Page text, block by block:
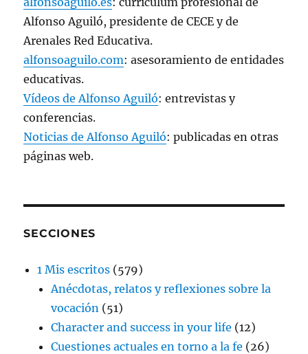
Alfonso Aguiló, presidente de CECE y de
Arenales Red Educativa.
alfonsoaguilo.com: asesoramiento de entidades
educativas.
Vídeos de Alfonso Aguiló: entrevistas y
conferencias.
Noticias de Alfonso Aguiló: publicadas en otras
páginas web.
SECCIONES
1 Mis escritos (579)
Anécdotas, relatos y reflexiones sobre la
vocación (51)
Character and success in your life (12)
Cuestiones actuales en torno a la fe (26)